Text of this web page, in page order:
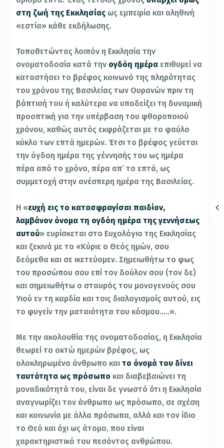
στη ζωή της Εκκλησίας ως εμπειρία και αληθινή
«εστία» κάθε εκδήλωσης.
Τοποθετώντας λοιπόν η Εκκλησία την
ονοματοδοσία κατά την ογδόη ημέρα επιθυμεί να
καταστήσει το βρέφος κοινωνό της πληρότητας
του χρόνου της Βασιλείας των Ουρανών πριν τη
βάπτισή του ή καλύτερα να υποδείξει τη δυναμική
προοπτική για την υπέρβαση του φθοροποιού
χρόνου, καθώς αυτός εκφράζεται με το φαύλο
κύκλο των επτά ημερών. Έτσι το βρέφος γεύεται
την όγδοη ημέρα της γέννησής του ως ημέρα
πέρα από το χρόνο, πέρα απ’ το επτά, ως
συμμετοχή στην ανέσπερη ημέρα της Βασιλείας.
Η «ευχή εις το κατασφραγίσαι παιδίον,
λαμβάνον όνομα τη ογδόη ημέρα της γεννήσεως
αυτού» ευρίσκεται στο Ευχολόγιο της Εκκλησίας
και ξεκινά με το «Κύριε ο Θεός ημών, σου
δεόμεθα και σε ικετεύομεν. Σημειωθήτω το φως
του προσώπου σου επί τον δούλον σου (τον δε)
και σημειωθήτω ο σταυρός του μονογενούς σου
Υιού εν τη καρδία και τοις διαλογισμοίς αυτού, εις
το φυγείν την ματαιότητα του κόσμου…..».
Με την ακολουθία της ονοματοδοσίας, η Εκκλησία
θεωρεί το οκτώ ημερών βρέφος, ως
ολοκληρωμένο άνθρωπο καιτο όνομά του δίνει
ταυτότητα ως πρόσωπο και διαβεβαιώνει τη
μοναδικότητά του, είναι δε γνωστό ότι η Εκκλησία
αναγνωρίζει τον άνθρωπο ως πρόσωπο, σε σχέση
και κοινωνία με άλλα πρόσωπα, αλλά και τον ίδιο
το Θεό και όχι ως άτομο, που είναι
χαρακτηριστικό του πεσόντος ανθρώπου.